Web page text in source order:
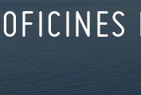
OFICINES